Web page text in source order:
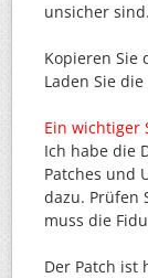
unsicher sind.
Kopieren Sie
Laden Sie
Ein wichtiger
Ich habe die
Patches und
dazu. Prüfen
muss die
Der Patch ist